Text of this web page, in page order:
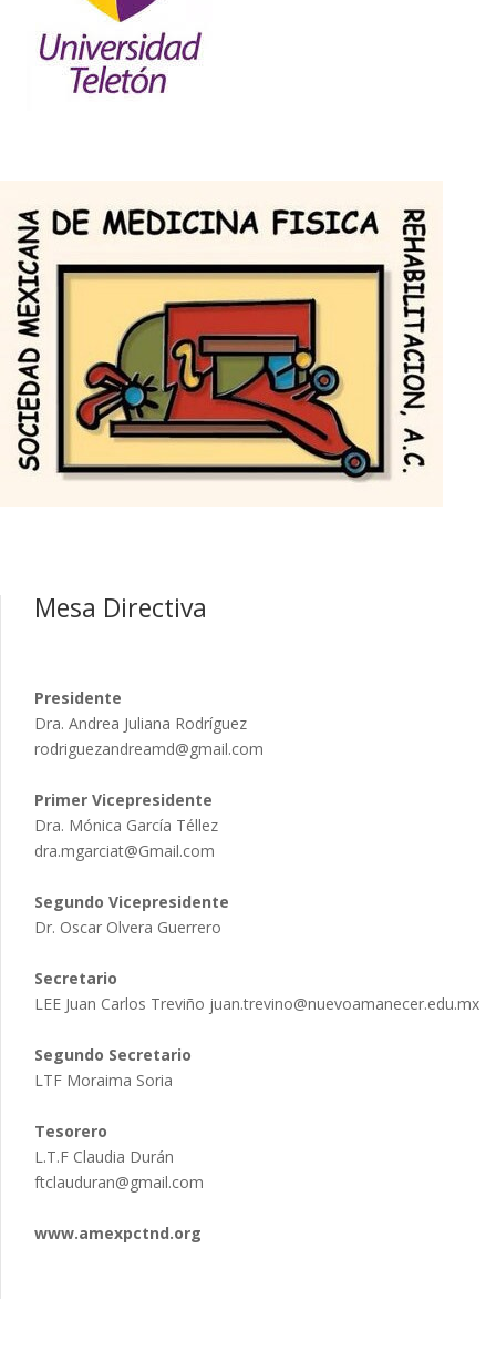
Mesa Directiva
Presidente
Dra. Andrea Juliana Rodríguez
rodriguezandreamd@gmail.com
Primer Vicepresidente
Dra. Mónica García Téllez
dra.mgarciat@Gmail.com
Segundo Vicepresidente
Dr. Oscar Olvera Guerrero
Secretario
LEE Juan Carlos Treviño juan.trevino@nuevoamanecer.edu.mx
Segundo Secretario
LTF Moraima Soria
Tesorero
L.T.F Claudia Durán
ftclauduran@gmail.com
www.amexpctnd.org